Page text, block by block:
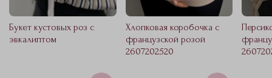
Букет кустовых роз с
эвкалиптом
Хлопковая коробочка с
французской розой
2607202520